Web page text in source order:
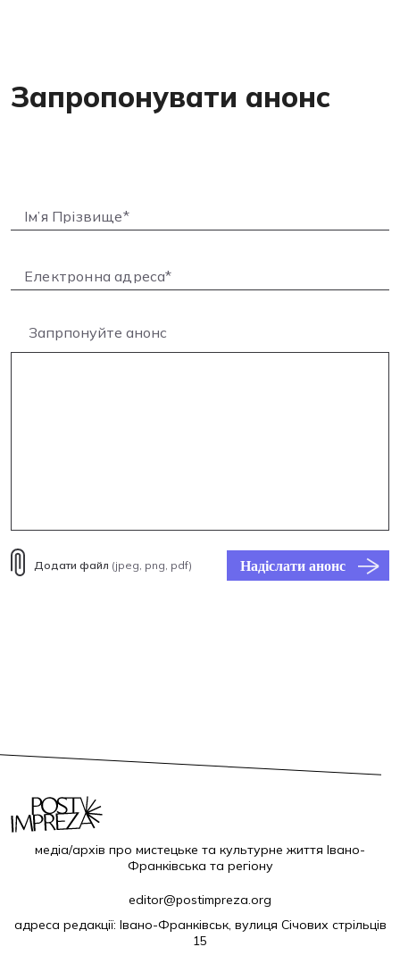
Запропонувати анонс
Запрпонуйте анонс
Додати файл (jpeg, png, pdf) Надіслати анонс
медіа/архів про мистецьке та культурне життя Івано-
Франківська та регіону
editor@postimpreza.org
адреса редакції: Івано-Франківськ, вулиця Січових стрільців
15